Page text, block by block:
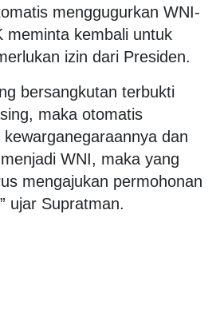
menggugurkan WNI-
meminta kembali untuk
izin dari Presiden.
bersangkutan terbukti
maka otomatis
dan
WNI, maka yang
mengajukan permohonan
ujar Supratman.